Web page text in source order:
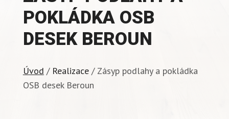
POKLÁDKA OSB
DESEK BEROUN
Úvod / Realizace/ Zásyp podlahy a pokládka
OSB desek Beroun